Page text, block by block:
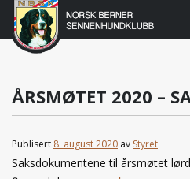
Gå
innholdet
Norsk
Berner
ÅRSMØTET 2020 –
Publisert 8. august 2020 av Styret
Saksdokumentene til årsmøtet